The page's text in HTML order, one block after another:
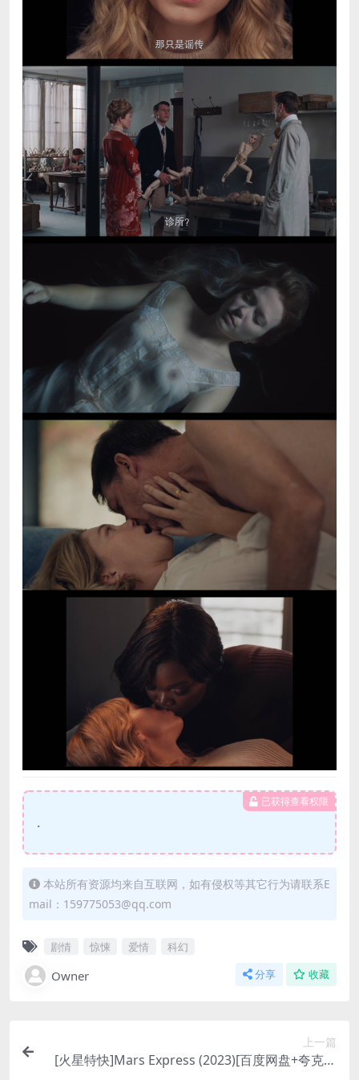
已获得查看权限
.
本站所有资源均来自互联网，如有侵权等其它行为请联系E
mail：159775053@qq.com
剧情 惊悚 爱情 科幻
Owner 分享 收藏
上一篇
[火星特快]Mars Express (2023)[百度网盘+夸克网